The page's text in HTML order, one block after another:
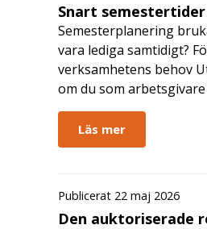
Snart
Semesterplanering
vara lediga samtidigt?
verksamhetens behov
om du som
Läs mer
Publicerat 22 maj 2026
Den auktoriserade